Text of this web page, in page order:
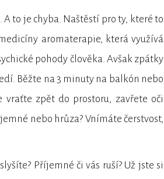
to je chyba. Naštěstí pro ty, které to
aromaterapie, která využívá
pohody člověka. Avšak zpátky
Běžte na 3 minuty na balkón nebo
vraťte zpět do prostoru, zavřete oči
nebo hrůza? Vnímáte čerstvost,
Příjemné či vás ruší? Už jste si